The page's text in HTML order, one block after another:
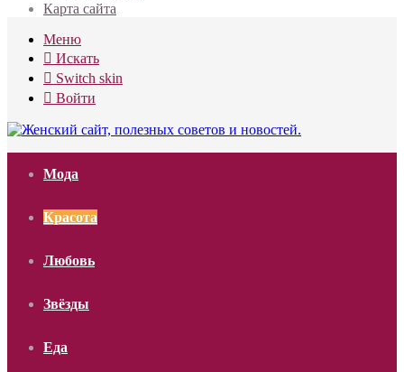
Карта сайта
Меню
Искать
Switch skin
Войти
Мода
Красота
Любовь
Звёзды
Еда